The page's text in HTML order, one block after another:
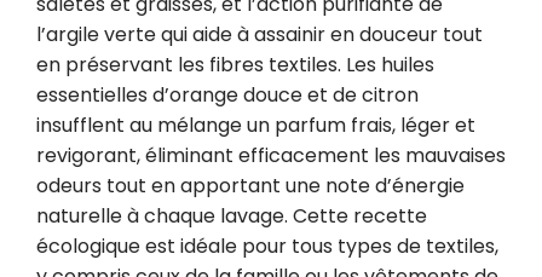
l’argile verte qui aide à assainir en douceur tout
en préservant les fibres textiles. Les huiles
essentielles d’orange douce et de citron
insufflent au mélange un parfum frais, léger et
revigorant, éliminant efficacement les mauvaises
odeurs tout en apportant une note d’énergie
naturelle à chaque lavage. Cette recette
écologique est idéale pour tous types de textiles,